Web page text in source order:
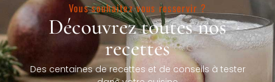
Vous souhaitez vous resservir ?
Découvrez toutes nos
recettes
Des centaines de recettes et de conseils à tester